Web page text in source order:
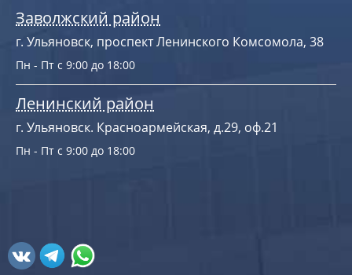
Заволжский район
г. Ульяновск, проспект Ленинского Комсомола, 38
Пн - Пт с 9:00 до 18:00
Ленинский район
г. Ульяновск. Красноармейская, д.29, оф.21
Пн - Пт с 9:00 до 18:00